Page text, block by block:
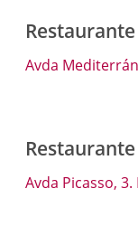
Avda
Avda Picasso,